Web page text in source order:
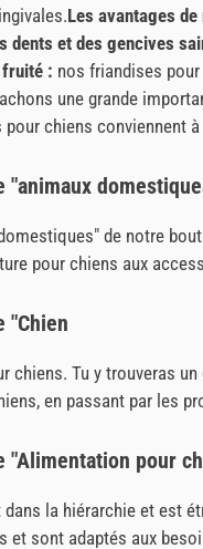
Les avantages
dents et des gencives
fruité : nos friandises
une grande
chiens conviennent
de notre
pour chiens aux
"Chien
Tu y trouveras
en passant par les
"Alimentation pour
la hiérarchie et est
sont adaptés aux